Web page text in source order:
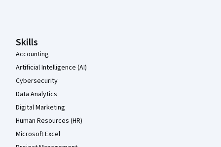
Skills
Accounting
Artificial Intelligence (AI)
Cybersecurity
Data Analytics
Digital Marketing
Human Resources (HR)
Microsoft Excel